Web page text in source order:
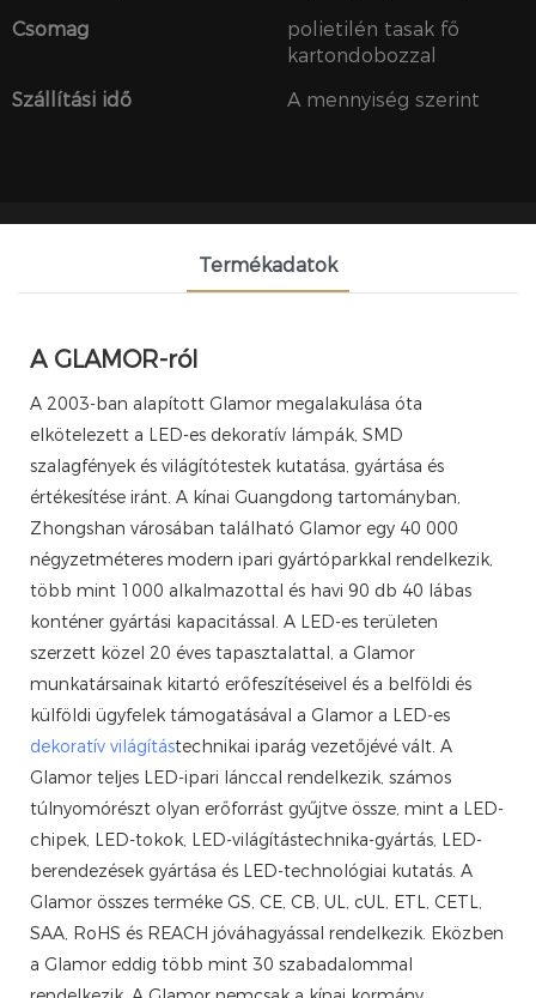
Csomag
polietilén tasak fő
kartondobozzal
Szállítási idő
A mennyiség szerint
Termékadatok
A GLAMOR-ról
A 2003-ban alapított Glamor megalakulása óta
elkötelezett a LED-es dekoratív lámpák, SMD
szalagfények és világítótestek kutatása, gyártása és
értékesítése iránt. A kínai Guangdong tartományban,
Zhongshan városában található Glamor egy 40 000
négyzetméteres modern ipari gyártóparkkal rendelkezik,
több mint 1000 alkalmazottal és havi 90 db 40 lábas
konténer gyártási kapacitással. A LED-es területen
szerzett közel 20 éves tapasztalattal, a Glamor
munkatársainak kitartó erőfeszítéseivel és a belföldi és
külföldi ügyfelek támogatásával a Glamor a LED-es
dekoratív világítástechnikai iparág vezetőjévé vált. A
Glamor teljes LED-ipari lánccal rendelkezik, számos
túlnyomórészt olyan erőforrást gyűjtve össze, mint a LED-
chipek, LED-tokok, LED-világítástechnika-gyártás, LED-
berendezések gyártása és LED-technológiai kutatás. A
Glamor összes terméke GS, CE, CB, UL, cUL, ETL, CETL,
SAA, RoHS és REACH jóváhagyással rendelkezik. Eközben
a Glamor eddig több mint 30 szabadalommal